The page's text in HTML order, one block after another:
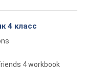
4 класс
4 workbook